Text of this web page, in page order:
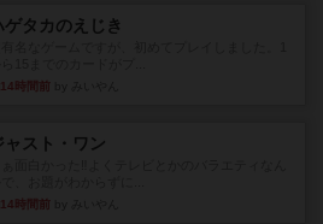
ゲタカのえじき
時間前
ャスト・ワン
時間前